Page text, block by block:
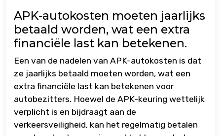
APK-autokosten moeten jaarlijks
betaald worden, wat een extra
financiële last kan betekenen.
Een van de nadelen van APK-autokosten is dat
ze jaarlijks betaald moeten worden, wat een
extra financiële last kan betekenen voor
autobezitters. Hoewel de APK-keuring wettelijk
verplicht is en bijdraagt aan de
verkeersveiligheid, kan het regelmatig betalen